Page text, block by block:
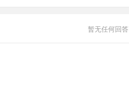
暂无任何回答